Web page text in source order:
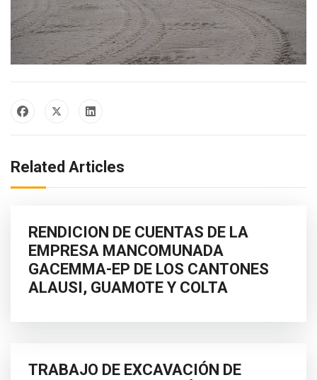
Related Articles
RENDICION DE CUENTAS DE LA
EMPRESA MANCOMUNADA
GACEMMA-EP DE LOS CANTONES
ALAUSI, GUAMOTE Y COLTA
TRABAJO DE EXCAVACIÓN DE